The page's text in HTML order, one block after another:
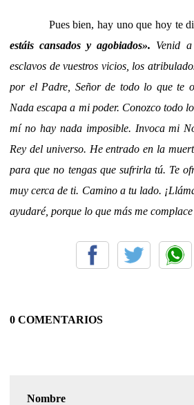
Pues bien, hay uno que hoy te
estáis cansados y agobiados». Venid
esclavos de vuestros vicios, los
por el Padre, Señor de todo lo que te
Nada escapa a mi poder. Conozco todo
mí no hay nada imposible. Invoca mi
Rey del universo. He entrado en la
para que no tengas que sufrirla tú. Te
muy cerca de ti. Camino a tu lado.
ayudaré, porque lo que más me complace
0 COMENTARIOS
Nombre